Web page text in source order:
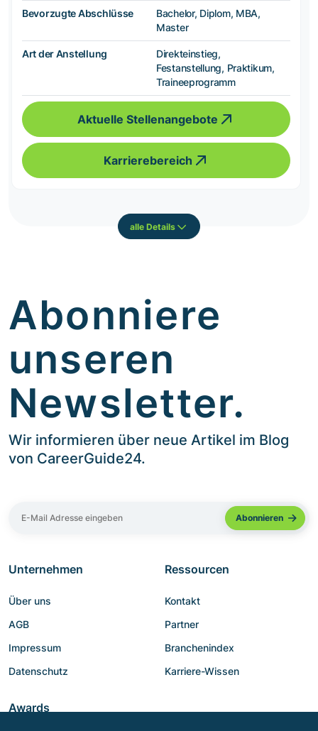
Bevorzugte Abschlüsse
Bachelor, Diplom, MBA,
Master
Art der Anstellung
Direkteinstieg,
Festanstellung, Praktikum,
Traineeprogramm
Aktuelle Stellenangebote
Karrierebereich
alle Details
Abonniere
unseren
Newsletter.
Wir informieren über neue Artikel im Blog
von CareerGuide24.
Unternehmen
Über uns
AGB
Impressum
Datenschutz
Ressourcen
Kontakt
Partner
Branchenindex
Karriere-Wissen
Awards